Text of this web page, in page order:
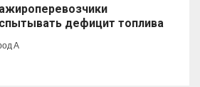
дефицит топлива
А